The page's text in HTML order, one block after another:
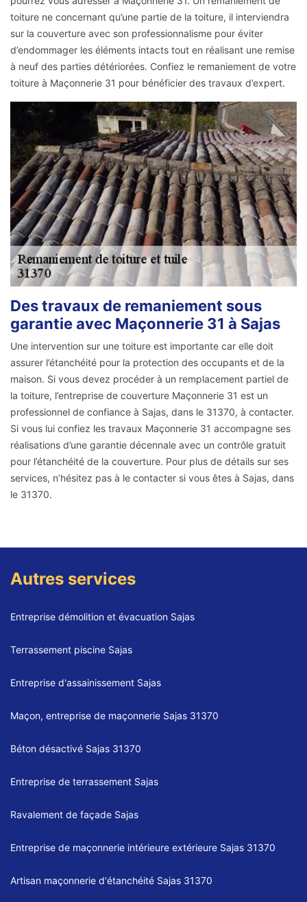
toiture ne concernant qu’une partie de la toiture, il interviendra
sur la couverture avec son professionnalisme pour éviter
d’endommager les éléments intacts tout en réalisant une remise
à neuf des parties détériorées. Confiez le remaniement de votre
toiture à Maçonnerie 31 pour bénéficier des travaux d’expert.
Des travaux de remaniement sous
garantie avec Maçonnerie 31 à Sajas
Une intervention sur une toiture est importante car elle doit
assurer l’étanchéité pour la protection des occupants et de la
maison. Si vous devez procéder à un remplacement partiel de
la toiture, l’entreprise de couverture Maçonnerie 31 est un
professionnel de confiance à Sajas, dans le 31370, à contacter.
Si vous lui confiez les travaux Maçonnerie 31 accompagne ses
réalisations d’une garantie décennale avec un contrôle gratuit
pour l’étanchéité de la couverture. Pour plus de détails sur ses
services, n’hésitez pas à le contacter si vous êtes à Sajas, dans
le 31370.
Autres services
Entreprise démolition et évacuation Sajas
Terrassement piscine Sajas
Entreprise d'assainissement Sajas
Maçon, entreprise de maçonnerie Sajas 31370
Béton désactivé Sajas 31370
Entreprise de terrassement Sajas
Ravalement de façade Sajas
Entreprise de maçonnerie intérieure extérieure Sajas 31370
Artisan maçonnerie d'étanchéité Sajas 31370